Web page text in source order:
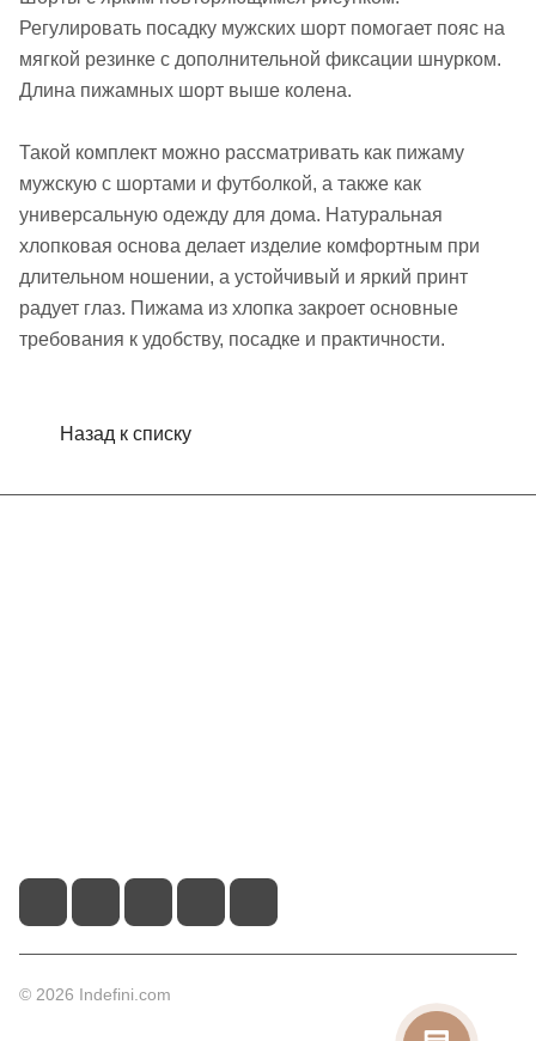
Регулировать посадку мужских шорт помогает пояс на
мягкой резинке с дополнительной фиксации шнурком.
Длина пижамных шорт выше колена.
Такой комплект можно рассматривать как пижаму
мужскую с шортами и футболкой, а также как
универсальную одежду для дома. Натуральная
хлопковая основа делает изделие комфортным при
длительном ношении, а устойчивый и яркий принт
радует глаз. Пижама из хлопка закроет основные
требования к удобству, посадке и практичности.
Назад к списку
© 2026 Indefini.com